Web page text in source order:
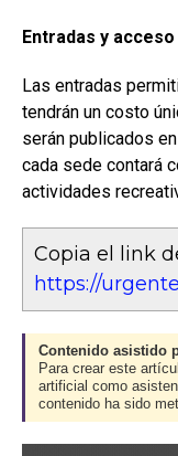
Entradas y
Las entradas
tendrán un costo
serán publicados
cada sede contará
actividades
Copia el link
https://
Contenido asistido
Para crear este
artificial como
contenido ha sido